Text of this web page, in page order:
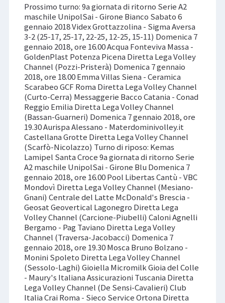
Prossimo turno: 9a giornata di ritorno Serie A2
maschile UnipolSai - Girone Bianco Sabato 6
gennaio 2018 Videx Grottazzolina - Sigma Aversa
3-2 (25-17, 25-17, 22-25, 12-25, 15-11) Domenica 7
gennaio 2018, ore 16.00 Acqua Fonteviva Massa -
GoldenPlast Potenza Picena Diretta Lega Volley
Channel (Pozzi-Pristerà) Domenica 7 gennaio
2018, ore 18.00 Emma Villas Siena - Ceramica
Scarabeo GCF Roma Diretta Lega Volley Channel
(Curto-Cerra) Messaggerie Bacco Catania - Conad
Reggio Emilia Diretta Lega Volley Channel
(Bassan-Guarneri) Domenica 7 gennaio 2018, ore
19.30 Aurispa Alessano - Materdominivolley.it
Castellana Grotte Diretta Lega Volley Channel
(Scarfò-Nicolazzo) Turno di riposo: Kemas
Lamipel Santa Croce 9a giornata di ritorno Serie
A2 maschile UnipolSai - Girone Blu Domenica 7
gennaio 2018, ore 16.00 Pool Libertas Cantù - VBC
Mondovì Diretta Lega Volley Channel (Mesiano-
Gnani) Centrale del Latte McDonald's Brescia -
Geosat Geovertical Lagonegro Diretta Lega
Volley Channel (Carcione-Piubelli) Caloni Agnelli
Bergamo - Pag Taviano Diretta Lega Volley
Channel (Traversa-Jacobacci) Domenica 7
gennaio 2018, ore 19.30 Mosca Bruno Bolzano -
Monini Spoleto Diretta Lega Volley Channel
(Sessolo-Laghi) Gioiella Micromilk Gioia del Colle
- Maury's Italiana Assicurazioni Tuscania Diretta
Lega Volley Channel (De Sensi-Cavalieri) Club
Italia Crai Roma - Sieco Service Ortona Diretta